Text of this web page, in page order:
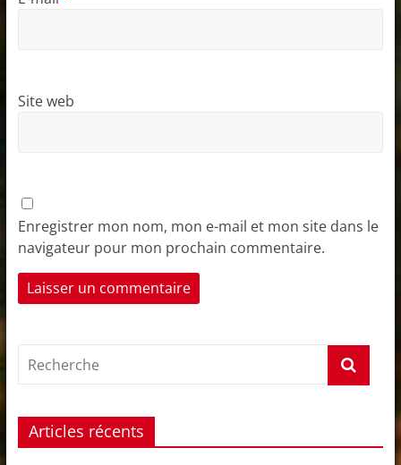
Site web
Enregistrer mon nom, mon e-mail et mon site dans le
navigateur pour mon prochain commentaire.
Articles récents